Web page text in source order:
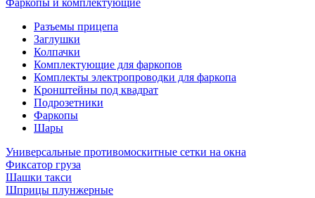
Фаркопы и комплектующие
Разъемы прицепа
Заглушки
Колпачки
Комплектующие для фаркопов
Комплекты электропроводки для фаркопа
Кронштейны под квадрат
Подрозетники
Фаркопы
Шары
Универсальные противомоскитные сетки на окна
Фиксатор груза
Шашки такси
Шприцы плунжерные